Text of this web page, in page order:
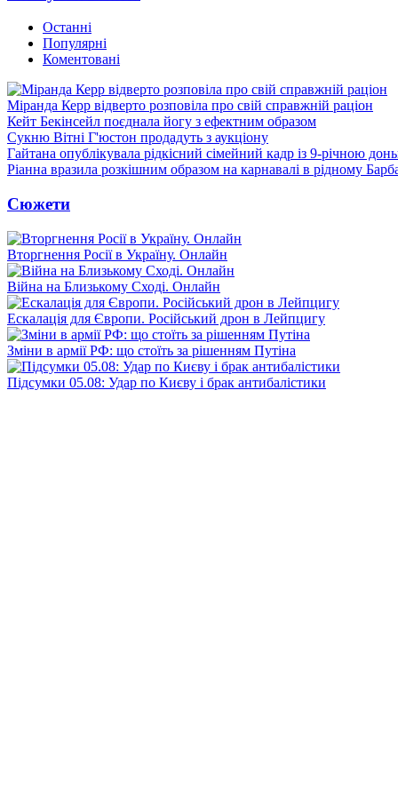
Останні
Популярні
Коментовані
Міранда Керр відверто розповіла про свій справжній раціон
Кейт Бекінсейл поєднала йогу з ефектним образом
Сукню Вітні Г'юстон продадуть з аукціону
Гайтана опублікувала рідкісний сімейний кадр із 9-річною
Ріанна вразила розкішним образом на карнавалі в рідному
Сюжети
Вторгнення Росії в Україну. Онлайн
Війна на Близькому Сході. Онлайн
Ескалація для Європи. Російський дрон в Лейпцигу
Зміни в армії РФ: що стоїть за рішенням Путіна
Підсумки 05.08: Удар по Києву і брак антибалістики